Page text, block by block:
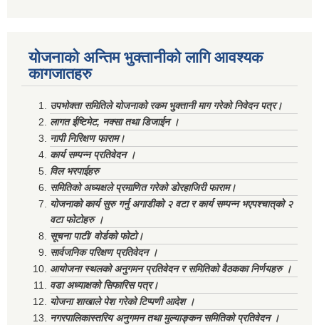
योजनाको अन्तिम भुक्तानीको लागि आवश्यक
कागजातहरु
उपभोक्ता समितिले योजनाको रकम भुक्तानी माग गरेको निवेदन पत्र।
लागत ईष्टिमेट, नक्सा तथा डिजाईन ।
नापी निरिक्षण फाराम।
कार्य सम्पन्न प्रतिवेदन ।
विल भरपाईहरु
समितिको अध्यक्षले प्रमाणित गरेको डोरहाजिरी फाराम।
योजनाको कार्य सुरु गर्नु अगाडीको २ वटा र कार्य सम्पन्न भएपश्चात्‌को २
वटा फोटोहरु ।
सूचना पाटी/ वोर्डको फोटो।
सार्वजनिक परिक्षण प्रतिवेदन ।
आयोजना स्थलको अनुगमन प्रतिवेदन र समितिको वैठकका निर्णयहरु ।
वडा अध्याक्षको सिफारिस पत्र।
योजना शाखाले पेश गरेको टिप्पणी आदेश ।
नगरपालिकास्तरिय अनुगमन तथा मुल्याङ्कन समितिको प्रतिवेदन ।